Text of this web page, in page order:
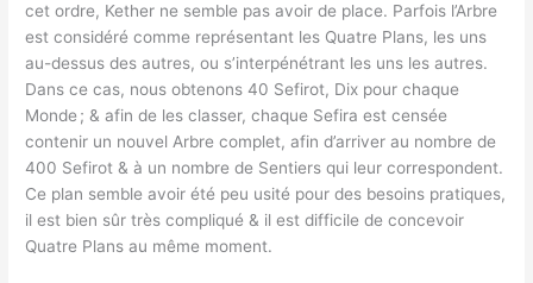
cet ordre, Kether ne semble pas avoir de place. Parfois l’Arbre
est considéré comme représentant les Quatre Plans, les uns
au-dessus des autres, ou s’interpénétrant les uns les autres.
Dans ce cas, nous obtenons 40 Sefirot, Dix pour chaque
Monde ; & afin de les classer, chaque Sefira est censée
contenir un nouvel Arbre complet, afin d’arriver au nombre de
400 Sefirot & à un nombre de Sentiers qui leur correspondent.
Ce plan semble avoir été peu usité pour des besoins pratiques,
il est bien sûr très compliqué & il est difficile de concevoir
Quatre Plans au même moment.